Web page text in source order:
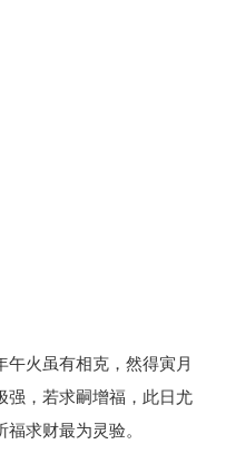
火虽有相克，然得寅月
强，若求嗣增福，此日尤
求财最为灵验。